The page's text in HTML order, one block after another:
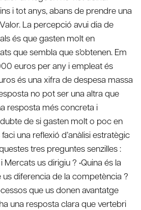
i tot anys, abans de prendre una
La percepció avui dia de
és que gasten molt en
que sembla que s’obtenen. Em
euros per any i empleat és
és una xifra de despesa massa
no pot ser una altra que
resposta més concreta i
de si gasten molt o poc en
una reflexió d’anàlisi estratègic
tres preguntes senzilles :
Mercats us dirigiu ? •Quina és la
diferencia de la competència ?
que us donen avantatge
una resposta clara que vertebri